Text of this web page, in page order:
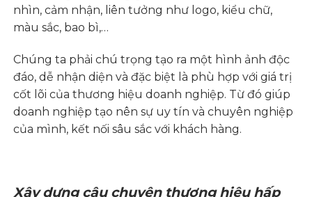
nhìn, cảm nhận, liên tưởng như logo, kiểu chữ,
màu sắc, bao bì,…
Chúng ta phải chú trọng tạo ra một hình ảnh độc
đáo, dễ nhận diện và đặc biệt là phù hợp với giá trị
cốt lõi của thương hiệu doanh nghiệp. Từ đó giúp
doanh nghiệp tạo nên sự uy tín và chuyên nghiệp
của mình, kết nối sâu sắc với khách hàng.
Xây dựng câu chuyện thương hiệu hấp